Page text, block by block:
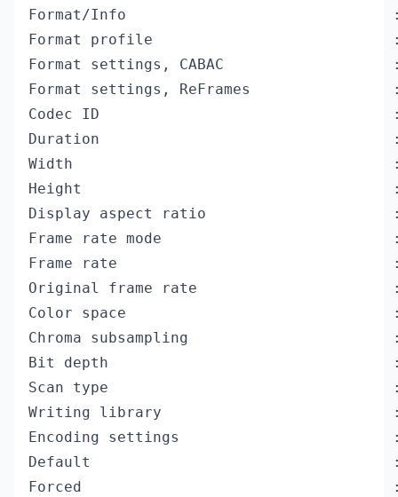
Format/Info                              :
Format profile
Format settings, CABAC                   :
Format settings, ReFrames                :
Codec ID                                 :
Duration                                 :
Width                                    : 1
Height                                   :
Display aspect ratio                     :
Frame rate mode                          :
Frame rate                               :
Original frame rate                      :
Color space                              :
Chroma subsampling
Bit depth                                :
Scan type                                :
Writing library                          : x264
Encoding settings                        :
Default                                  :
Forced                                   :